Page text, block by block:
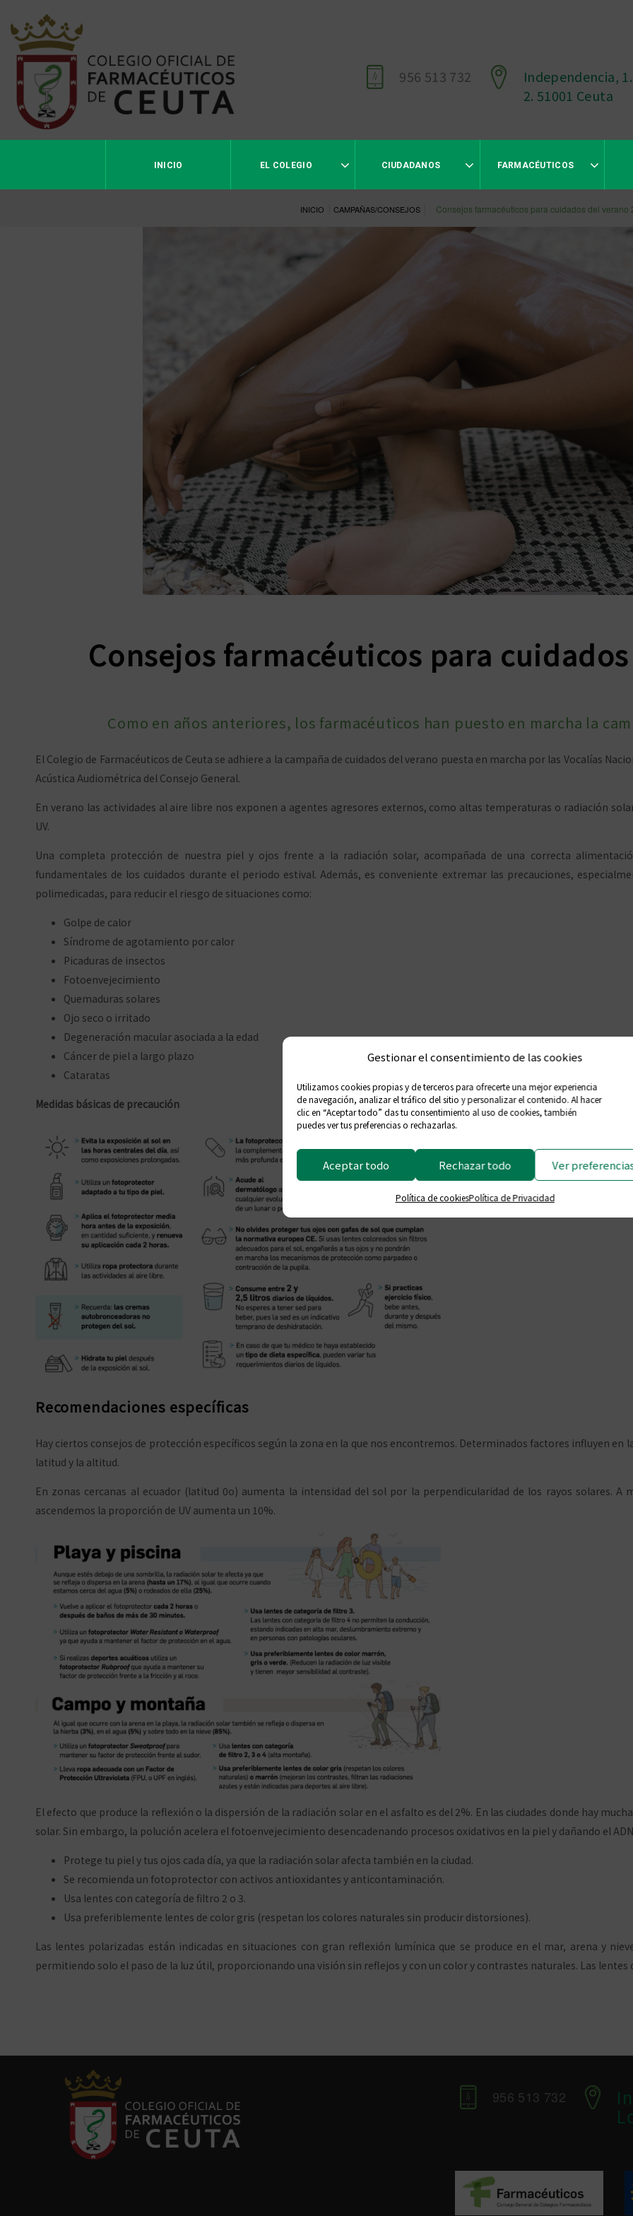
Gestionar el consentimiento de las cookies
Utilizamos cookies propias y de terceros para ofrecerte una mejor experiencia
de navegación, analizar el tráfico del sitio y personalizar el contenido. Al hacer
clic en “Aceptar todo” das tu consentimiento al uso de cookies, también
puedes ver tus preferencias o rechazarlas.
Aceptar todo Rechazar todo Ver
Política de cookiesPolítica de Privacidad
956 513 732
Independencia,
2. 51001 Ceuta
INICIO EL COLEGIO CIUDADANOS FARMACÉUTICOS
INICIO CAMPAÑAS/CONSEJOS Consejos farmacéuticos para cuidados del verano
Consejos farmacéuticos para
Como en años anteriores, los farmacéuticos han puesto en marcha la
El Colegio de Farmacéuticos de Ceuta se adhiere a la campaña de cuidados del verano puesta en marcha por las Vocalías
Acústica Audiométrica del Consejo General.
En verano las actividades al aire libre nos exponen a agentes agresores externos, como altas temperaturas o radiación
UV.
Una completa protección de nuestra piel y ojos frente a la radiación solar, acompañada de una correcta
fundamentales de los cuidados durante el periodo estival. Además, es conveniente extremar las precauciones,
polimedicadas, para reducir el riesgo de situaciones como:
Golpe de calor
Síndrome de agotamiento por calor
Picaduras de insectos
Fotoenvejecimiento
Quemaduras solares
Ojo seco o irritado
Degeneración macular asociada a la edad
Cáncer de piel a largo plazo
Cataratas
Medidas básicas de precaución
Recomendaciones específicas
Hay ciertos consejos de protección específicos según la zona en la que nos encontremos. Determinados factores influyen en
latitud y la altitud.
En zonas cercanas al ecuador (latitud 0o) aumenta la intensidad del sol por la perpendicularidad de los rayos solares. A
ascendemos la proporción de UV aumenta un 10%.
El efecto que produce la reflexión o la dispersión de la radiación solar en el asfalto es del 2%. En las ciudades donde hay
solar. Sin embargo, la polución acelera el fotoenvejecimiento desencadenando procesos oxidativos en la piel y dañando el
Protege tu piel y tus ojos cada día, ya que la radiación solar afecta también en la ciudad.
Se recomienda un fotoprotector con activos antioxidantes y anticontaminación.
Usa lentes con categoría de filtro 2 o 3.
Usa preferiblemente lentes de color gris (respetan los colores naturales sin producir distorsiones).
Las lentes polarizadas están indicadas en situaciones con gran reflexión lumínica que se produce en el mar, arena y
permitiendo solo el paso de la luz útil, proporcionando una visión sin reflejos y con un color y contrastes naturales. Las lentes
956 513 732